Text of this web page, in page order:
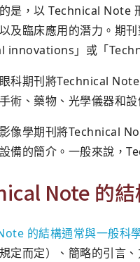
是，以 Technical Note
及臨床應用的潛力。期
innovations」或「
科期刊將Technical
術、藥物、光學儀器和
像學期刊將Technical
備的簡介。一般來說，
Note 的結
的結構通常與一般科
定而定）、簡略的引言